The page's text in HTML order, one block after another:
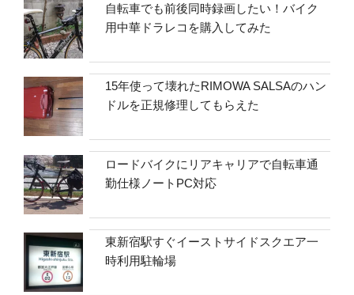
自転車でも前後同時録画したい！バイク
用中華ドラレコを購入してみた
15年使って壊れたRIMOWA SALSAのハン
ドルを正規修理してもらえた
ロードバイクにリアキャリアで自転車通
勤仕様ノートPC対応
東新宿駅すぐイーストサイドスクエア一
時利用駐輪場